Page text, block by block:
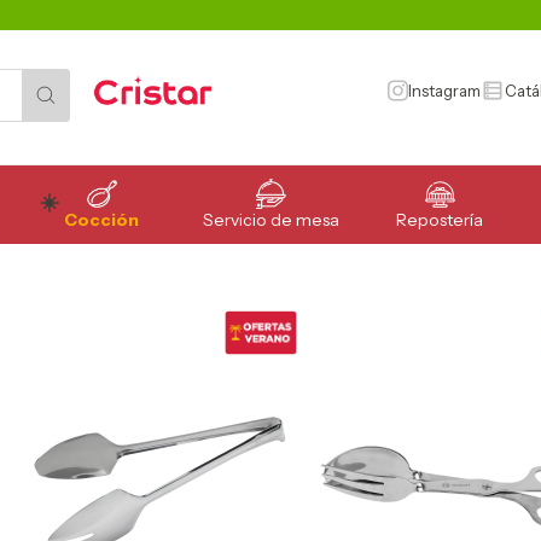
Instagram
Cocción Servicio de mesa Repostería